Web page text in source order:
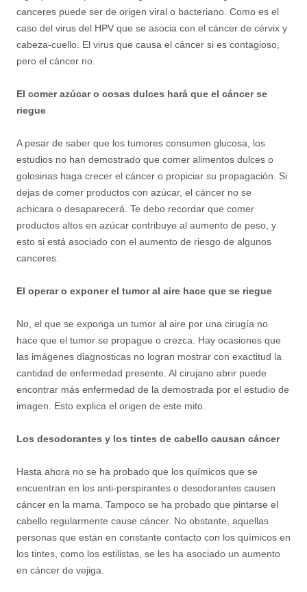
canceres puede ser de origen viral o bacteriano. Como es el
caso del virus del HPV que se asocia con el cáncer de cérvix y
cabeza-cuello. El virus que causa el cáncer si es contagioso,
pero el cáncer no.
El comer azúcar o cosas dulces hará que el cáncer se
riegue
A pesar de saber que los tumores consumen glucosa, los
estudios no han demostrado que comer alimentos dulces o
golosinas haga crecer el cáncer o propiciar su propagación. Si
dejas de comer productos con azúcar, el cáncer no se
achicara o desaparecerá. Te debo recordar que comer
productos altos en azúcar contribuye al aumento de peso, y
esto si está asociado con el aumento de riesgo de algunos
canceres.
El operar o exponer el tumor al aire hace que se riegue
No, el que se exponga un tumor al aire por una cirugía no
hace que el tumor se propague o crezca. Hay ocasiones que
las imágenes diagnosticas no logran mostrar con exactitud la
cantidad de enfermedad presente. Al cirujano abrir puede
encontrar más enfermedad de la demostrada por el estudio de
imagen. Esto explica el origen de este mito.
Los desodorantes y los tintes de cabello causan cáncer
Hasta ahora no se ha probado que los químicos que se
encuentran en los anti-perspirantes o desodorantes causen
cáncer en la mama. Tampoco se ha probado que pintarse el
cabello regularmente cause cáncer. No obstante, aquellas
personas que están en constante contacto con los químicos en
los tintes, como los estilistas, se les ha asociado un aumento
en cáncer de vejiga.